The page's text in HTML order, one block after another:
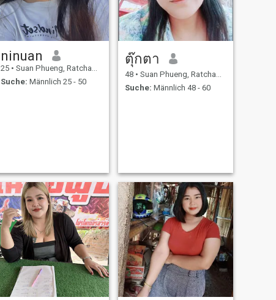
ninuan
25 • Suan Phueng, Ratchaburi, Thailand
Suche: Männlich 25 - 50
ตุ๊กตา
48 • Suan Phueng, Ratchaburi, Thailand
Suche: Männlich 48 - 60